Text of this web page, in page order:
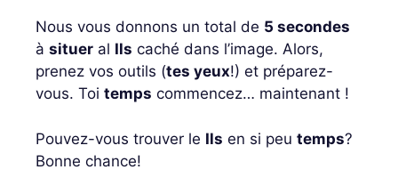
Nous vous donnons un total de 5 secondes
à situer al Ils caché dans l’image. Alors,
prenez vos outils (tes yeux!) et préparez-
vous. Toi temps commencez… maintenant !
Pouvez-vous trouver le Ils en si peu temps?
Bonne chance!